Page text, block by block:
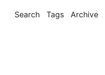
Search Tags Archive